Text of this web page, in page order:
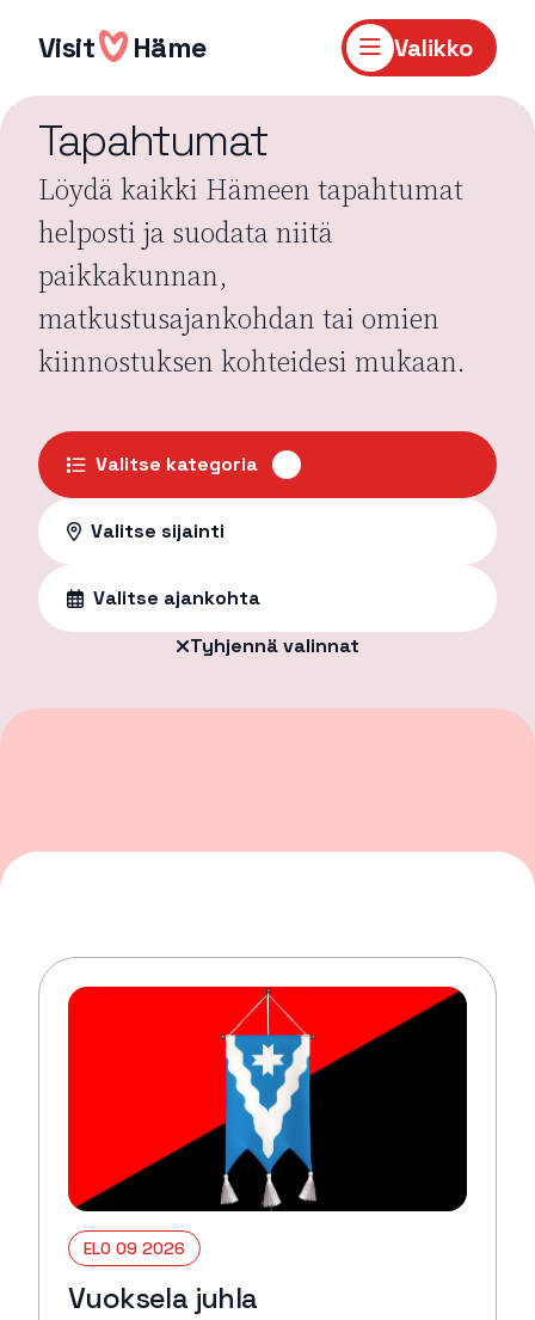
sisältöön
Visit Häme Valikko
Tapahtumat
Löydä kaikki Hämeen tapahtumat
helposti ja suodata niitä
paikkakunnan,
matkustusajankohdan tai omien
kiinnostuksen kohteidesi mukaan.
Valitse kategoria
Valitse sijainti
Valitse ajankohta
Tyhjennä valinnat
ELO 09 2026
Vuoksela juhla